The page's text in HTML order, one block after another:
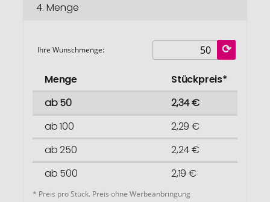
4. Menge
Ihre Wunschmenge:
Menge
Stückpreis*
ab 50
2,34 €
ab 100
2,29 €
ab 250
2,24 €
ab 500
2,19 €
* Preis pro Stück. Preis ohne Werbeanbringung